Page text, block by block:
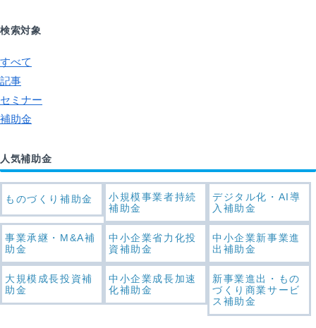
検索対象
すべて
記事
セミナー
補助金
人気補助金
ものづくり補助金
小規模事業者持続
補助金
デジタル化・AI導
入補助金
事業承継・M&A補
助金
中小企業省力化投
資補助金
中小企業新事業進
出補助金
大規模成長投資補
助金
中小企業成長加速
化補助金
新事業進出・もの
づくり商業サービ
ス補助金